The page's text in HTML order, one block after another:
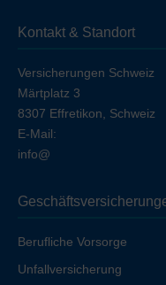
(HMO-Modell,
Kontakt & Standort
Versicherungen Schweiz
Märtplatz 3
8307 Effretikon, Schweiz
E-Mail:
info@
Berufliche Vorsorge
Unfallversicherung